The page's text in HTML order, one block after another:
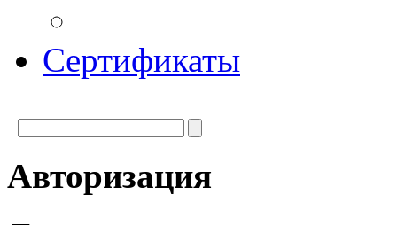
Сертификаты
Авторизация